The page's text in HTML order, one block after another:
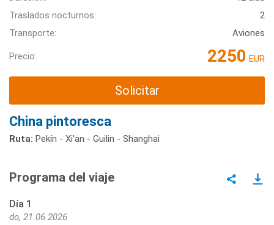
Traslados nocturnos:
2
Transporte:
Aviones
Precio: 2250 EUR
Solicitar
China pintoresca
Ruta: Pekín - Xi'an - Guilin - Shanghai
Programa del viaje
Día 1
do, 21.06.2026